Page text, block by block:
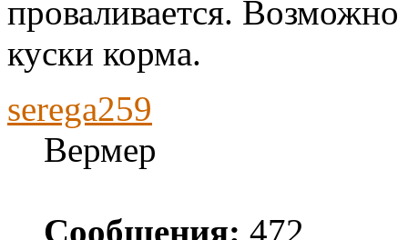
проваливается.
куски корма.
serega259
Вермер
Сообщения: 472